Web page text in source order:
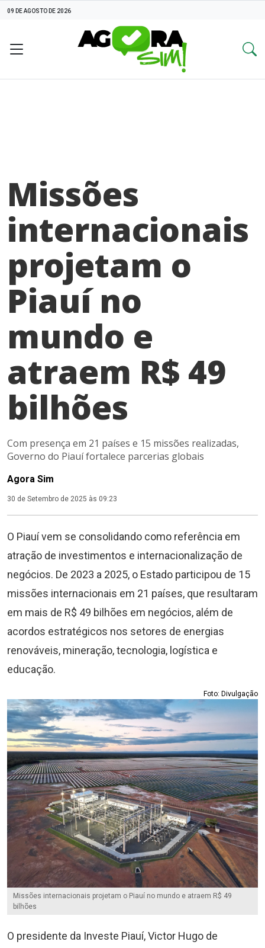
09 DE AGOSTO DE 2026
Missões
internacionais
projetam o
Piauí no
mundo e
atraem R$ 49
bilhões
Com presença em 21 países e 15 missões realizadas,
Governo do Piauí fortalece parcerias globais
Agora Sim
30 de Setembro de 2025 às 09:23
O Piauí vem se consolidando como referência em
atração de investimentos e internacionalização de
negócios. De 2023 a 2025, o Estado participou de 15
missões internacionais em 21 países, que resultaram
em mais de R$ 49 bilhões em negócios, além de
acordos estratégicos nos setores de energias
renováveis, mineração, tecnologia, logística e
educação.
Foto: Divulgação
Missões internacionais projetam o Piauí no mundo e atraem R$ 49
bilhões
O presidente da Investe Piauí, Victor Hugo de